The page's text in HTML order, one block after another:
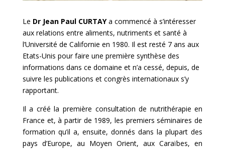
Le Dr Jean Paul CURTAYa commencé à s’intéresser
aux relations entre aliments, nutriments et santé à
l’Université de Californie en 1980. Il est resté 7 ans aux
Etats-Unis pour faire une première synthèse des
informations dans ce domaine et n’a cessé, depuis, de
suivre les publications et congrès internationaux s’y
rapportant.
Il a créé la première consultation de nutrithérapie en
France et, à partir de 1989, les premiers séminaires de
formation qu’il a, ensuite, donnés dans la plupart des
pays d’Europe, au Moyen Orient, aux Caraïbes, en